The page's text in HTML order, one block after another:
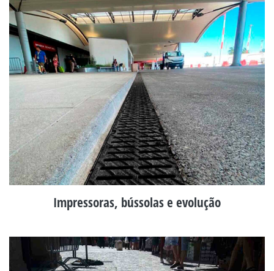
Impressoras, bússolas e evolução